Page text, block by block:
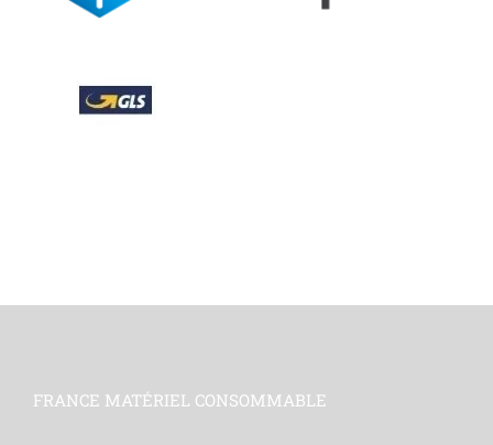
FRANCE MATÉRIEL CONSOMMABLE